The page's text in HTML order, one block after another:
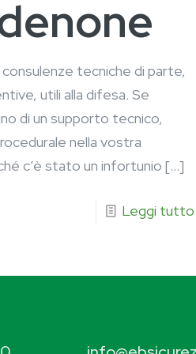
consulenze tecniche di parte,
utili alla difesa. Se
di un supporto tecnico,
nella vostra
c’è stato un infortunio […]
Leggi tutto